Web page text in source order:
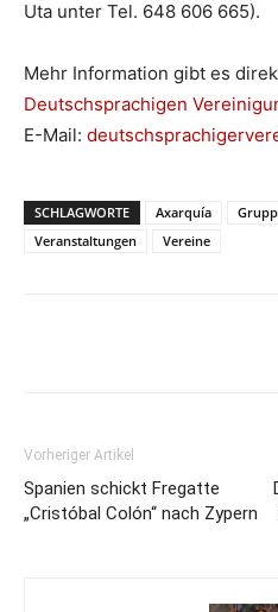
Uta unter Tel. 648 606 665).
Mehr Information gibt es
Deutschsprachigen
E-Mail:
SCHLAGWORTE Axarquía
Veranstaltungen
Vereine
Vorheriger Artikel
Spanien schickt Fregatte
„Cristóbal Colón“ nach Zypern